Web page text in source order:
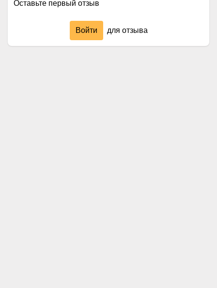
Оставьте первый отзыв
Войти для отзыва